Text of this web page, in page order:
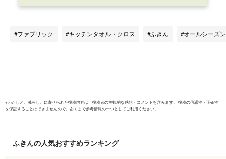
ファブリック キッチンタオル・クロス ふきん オールシーズン
※わたしと、暮らし。 に寄せられた投稿内容は、投稿者の主観的な感想・コメントを含みます。 投稿の信憑性・正確性
を保証することはできませんので、あくまで参考情報の一つとしてご利用ください。
ふきんの人気おすすめランキング